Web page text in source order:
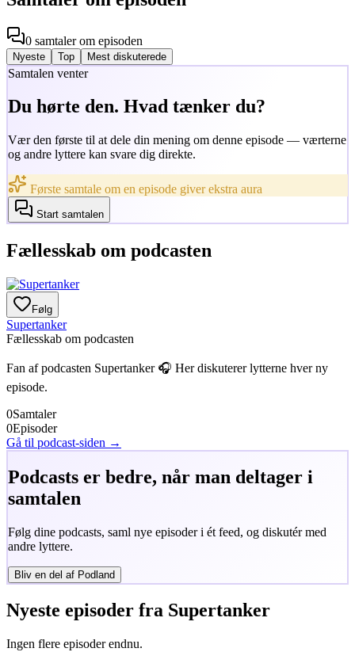
0 samtalerom episoden
Nyeste Top Mest diskuterede
Samtalen venter
Du hørte den. Hvad tænker du?
Vær den første til at dele din mening om denne episode — værterne
og andre lyttere kan svare dig direkte.
Første samtale om en episode giver ekstra aura
Start samtalen
Fællesskab om podcasten
Følg
Supertanker
Fællesskab om podcasten
Fan af podcasten Supertanker🎧 Her diskuterer lytterne hver ny
episode.
0Samtaler
0Episoder
Gå til podcast-siden →
Podcasts er bedre, når man deltager i
samtalen
Følg dine podcasts, saml nye episoder i ét feed, og diskutér med
andre lyttere.
Bliv en del af Podland
Nyeste episoder fra Supertanker
Ingen flere episoder endnu.